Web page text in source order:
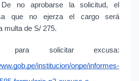
De no aprobarse la solicitud, el
que no ejerza el cargo será
multa de S/ 275.
para solicitar excusa:
institucion/onpe/informes-